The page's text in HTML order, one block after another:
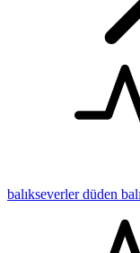
balıkseverler düden